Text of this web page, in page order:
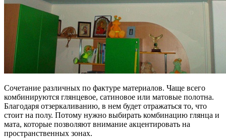
Сочетание различных по фактуре материалов. Чаще всего
комбинируются глянцевое, сатиновое или матовые полотна.
Благодаря отзеркаливанию, в нем будет отражаться то, что
стоит на полу. Потому нужно выбирать комбинацию глянца и
мата, которые позволяют внимание акцентировать на
пространственных зонах.